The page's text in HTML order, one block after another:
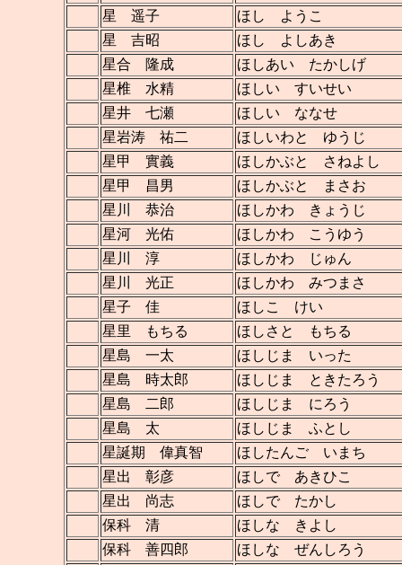
星 遥子
ほし ようこ
星 吉昭
ほし よしあき
星合 隆成
ほしあい たかしげ
星椎 水精
ほしい すいせい
星井 七瀬
ほしい ななせ
星岩涛 祐二
ほしいわと ゆうじ
星甲 實義
ほしかぶと さねよし
星甲 昌男
ほしかぶと まさお
星川 恭治
ほしかわ きょうじ
星河 光佑
ほしかわ こうゆう
星川 淳
ほしかわ じゅん
星川 光正
ほしかわ みつまさ
星子 佳
ほしこ けい
星里 もちる
ほしさと もちる
星島 一太
ほしじま いった
星島 時太郎
ほしじま ときたろう
星島 二郎
ほしじま にろう
星島 太
ほしじま ふとし
星誕期 偉真智
ほしたんご いまち
星出 彰彦
ほしで あきひこ
星出 尚志
ほしで たかし
保科 清
ほしな きよし
保科 善四郎
ほしな ぜんしろう